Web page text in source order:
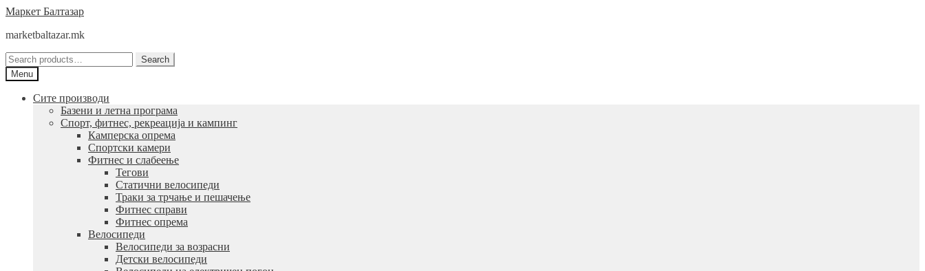
Skip
navigation
Skip
content
Маркет Балтазар
marketbaltazar.mk
Search
for:
Search
Menu
Сите производи
Базени и летна програма
Спорт, фитнес, рекреација и кампинг
Камперска опрема
Спортски камери
Фитнес и слабеење
Тегови
Статични велосипеди
Траки за трчање и пешачење
Фитнес справи
Фитнес опрема
Велосипеди
Велосипеди за возрасни
Детски велосипеди